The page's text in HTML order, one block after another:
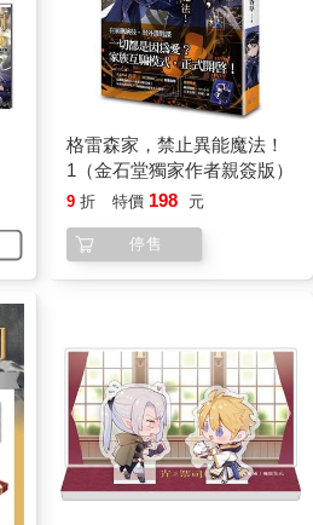
格雷森家，禁止異能魔法！
1（金石堂獨家作者親簽版）
9 折 特價 198 元
停售